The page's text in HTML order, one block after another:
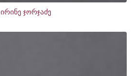
ირინე ჯორჯაძე